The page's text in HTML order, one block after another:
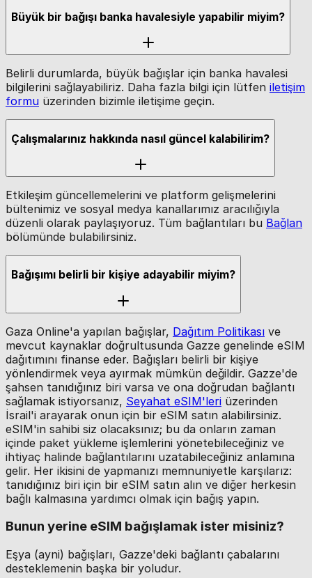
Büyük bir bağışı banka havalesiyle yapabilir miyim?
Belirli durumlarda, büyük bağışlar için banka havalesi
bilgilerini sağlayabiliriz. Daha fazla bilgi için lütfen iletişim
formu üzerinden bizimle iletişime geçin.
Çalışmalarınız hakkında nasıl güncel kalabilirim?
Etkileşim güncellemelerini ve platform gelişmelerini
bültenimiz ve sosyal medya kanallarımız aracılığıyla
düzenli olarak paylaşıyoruz. Tüm bağlantıları bu Bağlan
bölümünde bulabilirsiniz.
Bağışımı belirli bir kişiye adayabilir miyim?
Gaza Online'a yapılan bağışlar, Dağıtım Politikası ve
mevcut kaynaklar doğrultusunda Gazze genelinde eSIM
dağıtımını finanse eder. Bağışları belirli bir kişiye
yönlendirmek veya ayırmak mümkün değildir. Gazze'de
şahsen tanıdığınız biri varsa ve ona doğrudan bağlantı
sağlamak istiyorsanız, Seyahat eSIM'leri üzerinden
İsrail'i arayarak onun için bir eSIM satın alabilirsiniz.
eSIM'in sahibi siz olacaksınız; bu da onların zaman
içinde paket yükleme işlemlerini yönetebileceğiniz ve
ihtiyaç halinde bağlantılarını uzatabileceğiniz anlamına
gelir. Her ikisini de yapmanızı memnuniyetle karşılarız:
tanıdığınız biri için bir eSIM satın alın ve diğer herkesin
bağlı kalmasına yardımcı olmak için bağış yapın.
Bunun yerine eSIM bağışlamak ister misiniz?
Eşya (ayni) bağışları, Gazze'deki bağlantı çabalarını
desteklemenin başka bir yoludur.